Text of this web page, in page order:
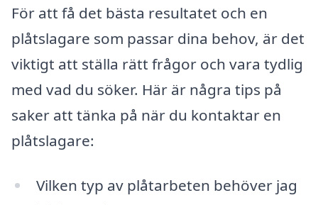
För att få det bästa resultatet och en
plåtslagare som passar dina behov, är det
viktigt att ställa rätt frågor och vara tydlig
med vad du söker. Här är några tips på
saker att tänka på när du kontaktar en
plåtslagare:
Vilken typ av plåtarbeten behöver jag